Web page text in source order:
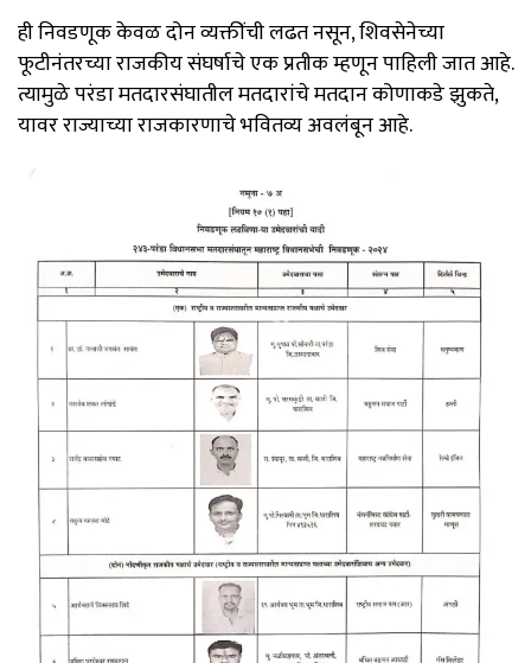
ही निवडणूक केवळ दोन व्यक्तींची लढत नसून, शिवसेनेच्या
फूटीनंतरच्या राजकीय संघर्षाचे एक प्रतीक म्हणून पाहिली जात आहे.
त्यामुळे परंडा मतदारसंघातील मतदारांचे मतदान कोणाकडे झुकते,
यावर राज्याच्या राजकारणाचे भवितव्य अवलंबून आहे.